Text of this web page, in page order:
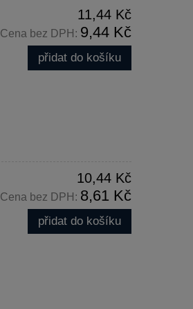
11,44 Kč
Cena bez DPH: 9,44 Kč
přidat do košíku
10,44 Kč
Cena bez DPH: 8,61 Kč
přidat do košíku